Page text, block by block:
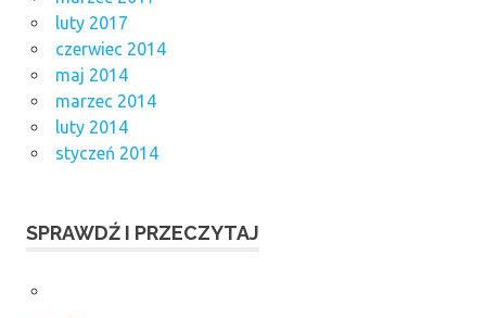
luty 2017
czerwiec 2014
maj 2014
marzec 2014
luty 2014
styczeń 2014
SPRAWDŹ I PRZECZYTAJ